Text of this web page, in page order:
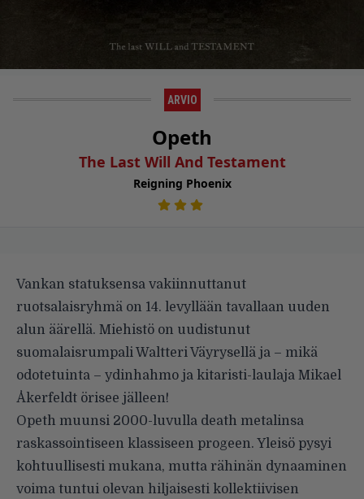
ARVIO
Opeth
The Last Will And Testament
Reigning Phoenix
Vankan statuksensa vakiinnuttanut
ruotsalaisryhmä on 14. levyllään tavallaan uuden
alun äärellä. Miehistö on uudistunut
suomalaisrumpali Waltteri Väyrysellä ja – mikä
odotetuinta – ydinhahmo ja kitaristi-laulaja Mikael
Åkerfeldt örisee jälleen!
Opeth muunsi 2000-luvulla death metalinsa
raskassointiseen klassiseen progeen. Yleisö pysyi
kohtuullisesti mukana, mutta rähinän dynaaminen
voima tuntui olevan hiljaisesti kollektiivisen